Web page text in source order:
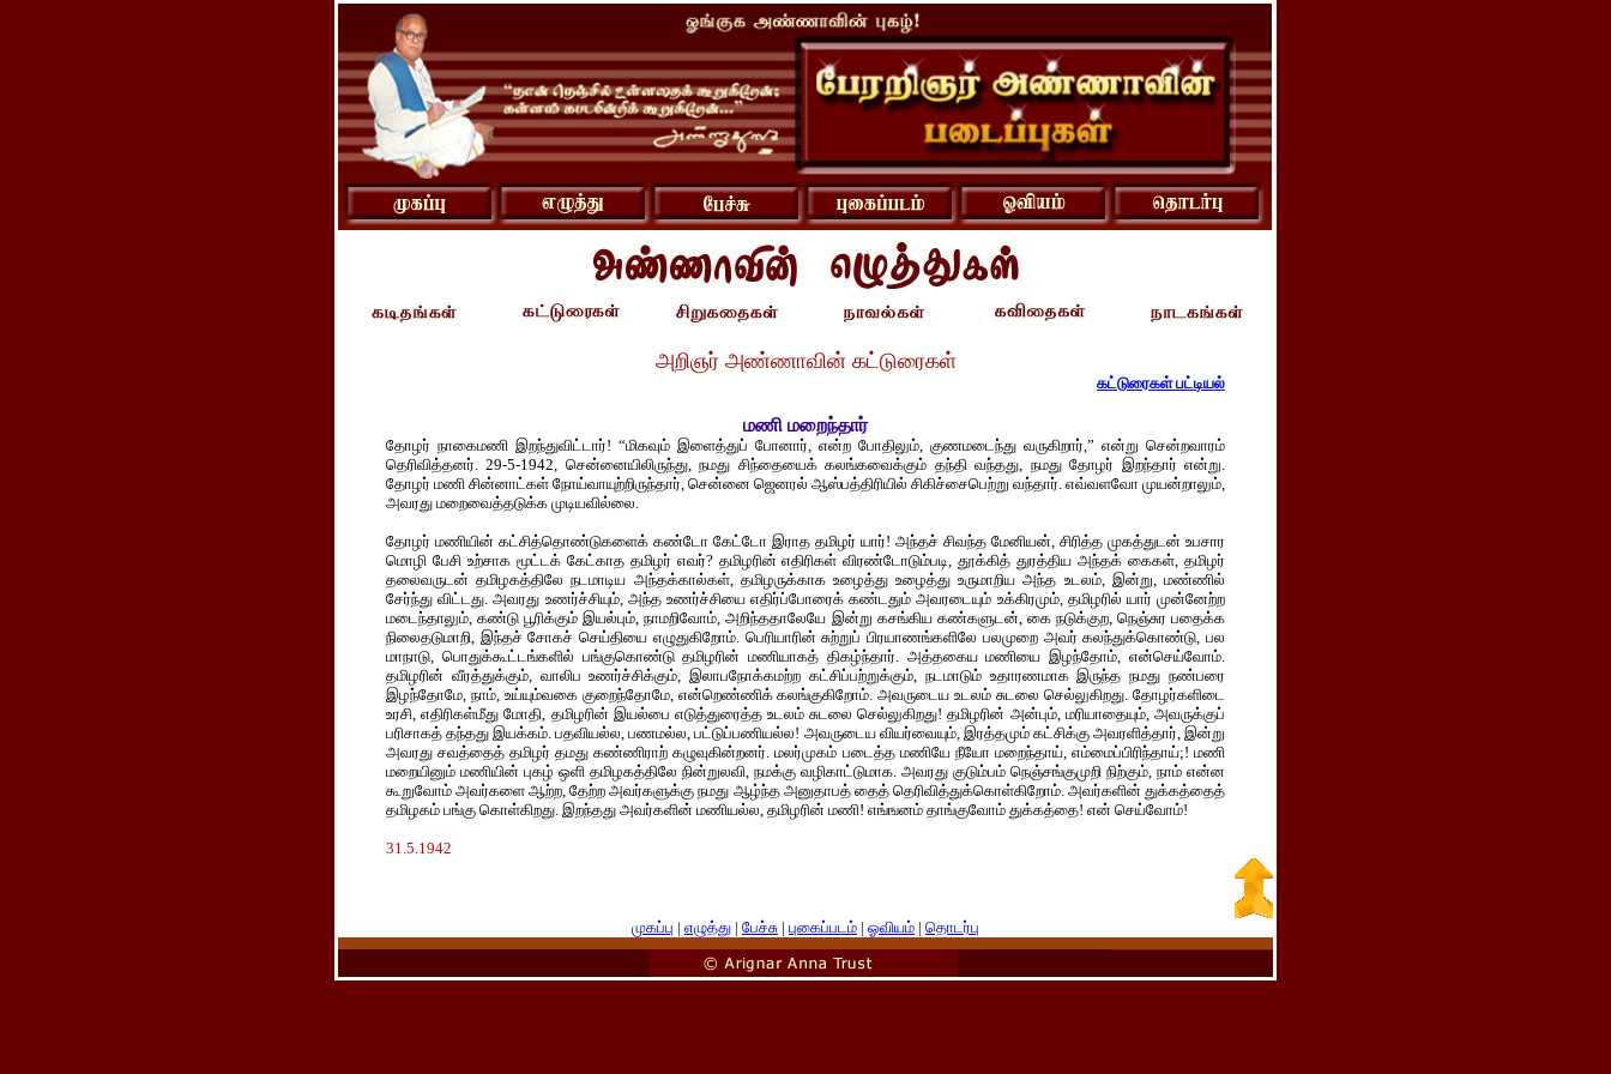
அறிஞர் அண்ணாவின் கட்டுரைகள்
கட்டுரைகள் பட்டியல்
மணி மறைந்தார்
தோழர் நாகைமணி இறந்துவிட்டார்! “மிகவும் இளைத்துப் போனார், என்ற போதிலும், குணமடைந்து வருகிறார்,” என்று சென்றவாரம்
தெரிவித்தனர். 29-5-1942, சென்னையிலிருந்து, நமது சிந்தையைக் கலங்கவைக்கும் தந்தி வந்தது, நமது தோழர் இறந்தார் என்று.
தோழர் மணி சின்னாட்கள் நோய்வாயுற்றிருந்தார், சென்னை ஜெனரல் ஆஸ்பத்திரியில் சிகிச்சைபெற்று வந்தார். எவ்வளவோ முயன்றாலும்,
அவரது மறைவைத்தடுக்க முடியவில்லை.
தோழர் மணியின் கட்சித்தொண்டுகளைக் கண்டோ கேட்டோ இராத தமிழர் யார்! அந்தச் சிவந்த மேனியன், சிரித்த முகத்துடன் உபசார
மொழி பேசி உற்சாக மூட்டக் கேட்காத தமிழர் எவர்? தமிழரின் எதிரிகள் விரண்டோடும்படி, தூக்கித் துரத்திய அந்தக் கைகள், தமிழர்
தலைவருடன் தமிழகத்திலே நடமாடிய அந்தக்கால்கள், தமிழருக்காக உழைத்து உழைத்து உருமாறிய அந்த உடலம், இன்று, மண்ணில்
சேர்ந்து விட்டது. அவரது உணர்ச்சியும், அந்த உணர்ச்சியை எதிர்ப்போரைக் கண்டதும் அவரடையும் உக்கிரமும், தமிழரில் யார் முன்னேற்ற
மடைந்தாலும், கண்டு பூரிக்கும் இயல்பும், நாமறிவோம், அறிந்ததாலேயே இன்று கசங்கிய கண்களுடன், கை நடுக்குற, நெஞ்சுர பதைக்க
நிலைதடுமாறி, இந்தச் சோகச் செய்தியை எழுதுகிறோம். பெரியாரின் சுற்றுப் பிரயாணங்களிலே பலமுறை அவர் கலந்துக்கொண்டு, பல
மாநாடு, பொதுக்கூட்டங்களில் பங்குகொண்டு தமிழரின் மணியாகத் திகழ்ந்தார். அத்தகைய மணியை இழந்தோம், என்செய்வோம்.
தமிழரின் வீரத்துக்கும், வாலிப உணர்ச்சிக்கும், இலாபநோக்கமற்ற கட்சிப்பற்றுக்கும், நடமாடும் உதாரணமாக இருந்த நமது நண்பரை
இழந்தோமே, நாம், உய்யும்வகை குறைந்தோமே, என்றெண்ணிக் கலங்குகிறோம். அவருடைய உடலம் சுடலை செல்லுகிறது. தோழர்களிடை
உரசி, எதிரிகள்மீது மோதி, தமிழரின் இயல்பை எடுத்துரைத்த உடலம் சுடலை செல்லுகிறது! தமிழரின் அன்பும், மரியாதையும், அவருக்குப்
பரிசாகத் தந்தது இயக்கம். பதவியல்ல, பணமல்ல, பட்டுப்பணியல்ல! அவருடைய வியர்வையும், இரத்தமும் கட்சிக்கு அவரளித்தார், இன்று
அவரது சவத்தைத் தமிழர் தமது கண்ணிராற் கழுவுகின்றனர். மலர்முகம் படைத்த மணியே நீயோ மறைந்தாய், எம்மைப்பிரிந்தாய்;! மணி
மறையினும் மணியின் புகழ் ஒளி தமிழகத்திலே நின்றுலவி, நமக்கு வழிகாட்டுமாக. அவரது குடும்பம் நெஞ்சங்குமுறி நிற்கும், நாம் என்ன
கூறுவோம் அவர்களை ஆற்ற, தேற்ற அவர்களுக்கு நமது ஆழ்ந்த அனுதாபத் தைத் தெரிவித்துக்கொள்கிறோம். அவர்களின் துக்கத்தைத்
தமிழகம் பங்கு கொள்கிறது. இறந்தது அவர்களின் மணியல்ல, தமிழரின் மணி! எங்ஙனம் தாங்குவோம் துக்கத்தை! என் செய்வோம்!
31.5.1942
முகப்பு | எழுத்து | பேச்சு | புகைப்படம் | ஓவியம் | தொடர்பு